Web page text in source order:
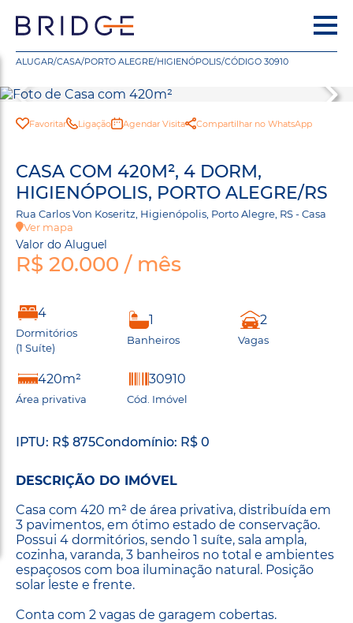
ALUGAR/CASA/PORTO ALEGRE/HIGIENÓPOLIS/CÓDIGO 30910
Favoritar Ligação Agendar Visita Compartilhar no WhatsApp
CASA COM 420M², 4 DORM,
HIGIENÓPOLIS, PORTO ALEGRE/RS
Rua Carlos Von Koseritz, Higienópolis, Porto Alegre, RS - Casa
Ver mapa
Valor do Aluguel
R$ 20.000 / mês
4
Dormitórios
(1 Suíte)
1
Banheiros
2
Vagas
420m²
Área privativa
30910
Cód. Imóvel
IPTU: R$ 875Condomínio: R$ 0
DESCRIÇÃO DO IMÓVEL
Casa com 420 m² de área privativa, distribuída em
3 pavimentos, em ótimo estado de conservação.
Possui 4 dormitórios, sendo 1 suíte, sala ampla,
cozinha, varanda, 3 banheiros no total e ambientes
espaçosos com boa iluminação natural. Posição
solar leste e frente.
Conta com 2 vagas de garagem cobertas.